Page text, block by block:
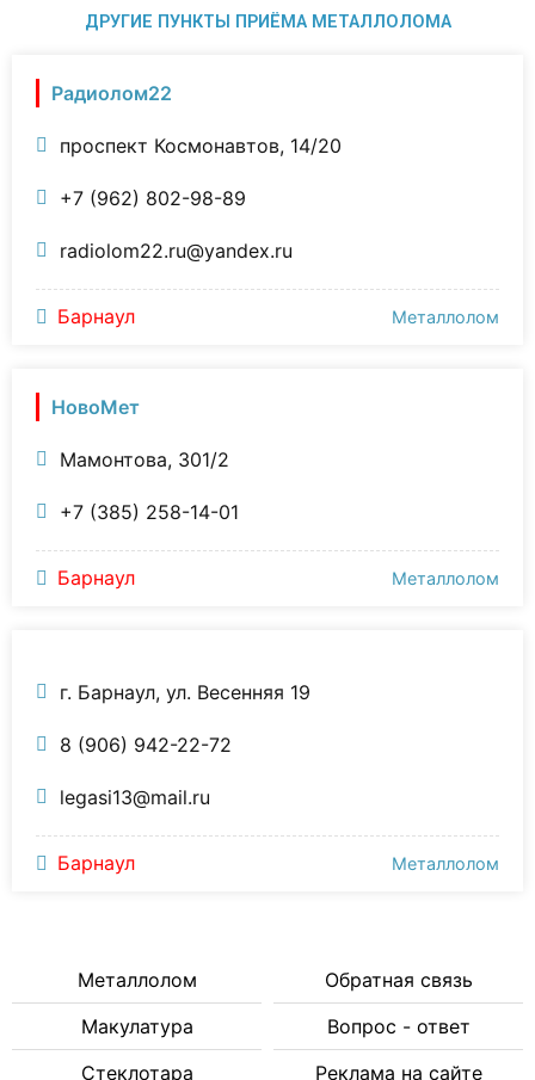
ДРУГИЕ ПУНКТЫ ПРИЁМА МЕТАЛЛОЛОМА
Радиолом22
проспект Космонавтов, 14/20
+7 (962) 802-98-89
radiolom22.ru@yandex.ru
Барнаул Металлолом
НовоМет
Мамонтова, 301/2
+7 (385) 258-14-01
Барнаул Металлолом
г. Барнаул, ул. Весенняя 19
8 (906) 942-22-72
legasi13@mail.ru
Барнаул Металлолом
Металлолом
Макулатура
Стеклотара
Обратная связь
Вопрос - ответ
Реклама на сайте